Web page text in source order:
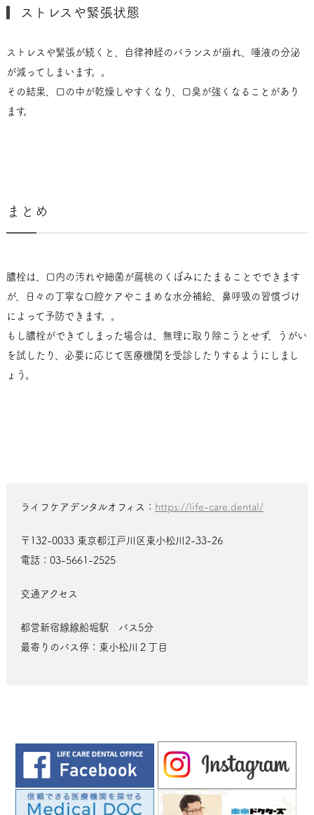
ストレスや緊張状態
ストレスや緊張が続くと、自律神経のバランスが崩れ、唾液の分泌
が減ってしまいます。。
その結果、口の中が乾燥しやすくなり、口臭が強くなることがあり
ます。
まとめ
膿栓は、口内の汚れや細菌が扁桃のくぼみにたまることでできます
が、日々の丁寧な口腔ケアやこまめな水分補給、鼻呼吸の習慣づけ
によって予防できます。。
もし膿栓ができてしまった場合は、無理に取り除こうとせず、うがい
を試したり、必要に応じて医療機関を受診したりするようにしまし
ょう。
ライフケアデンタルオフィス： https://life-care.dental/
〒132-0033 東京都江戸川区東小松川2-33-26
電話：03-5661-2525
交通アクセス
都営新宿線線船堀駅 バス5分
最寄りのバス停：東小松川２丁目